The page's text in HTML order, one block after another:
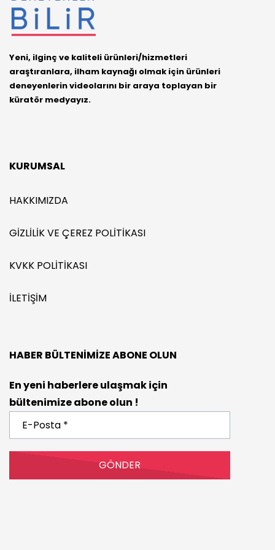
Yeni, ilginç ve kaliteli ürünleri/hizmetleri
araştıranlara, ilham kaynağı olmak için ürünleri
deneyenlerin videolarını bir araya toplayan bir
küratör medyayız.
KURUMSAL
HAKKIMIZDA
GIZLILIK VE ÇEREZ POLITIKASI
KVKK POLITIKASI
İLETIŞIM
HABER BÜLTENIMIZE ABONE OLUN
En yeni haberlere ulaşmak için
bültenimize abone olun !
Posta
*